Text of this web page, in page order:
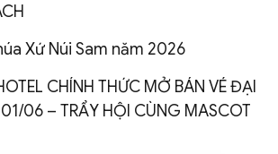
Xứ Núi Sam năm 2026
CHÍNH THỨC MỞ BÁN VÉ ĐẠI
01/06 – TRẨY HỘI CÙNG MASCOT